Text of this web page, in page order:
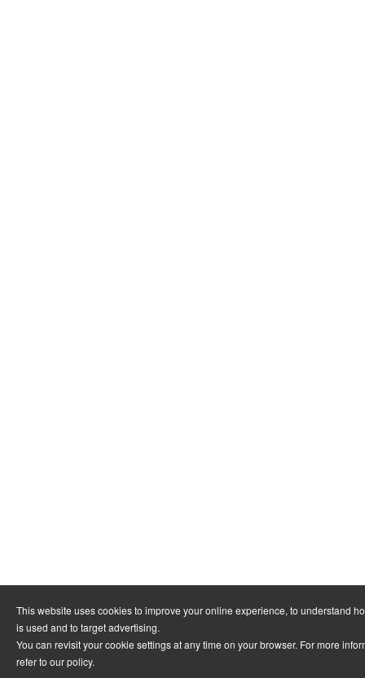
This website uses cookies to improve your online experience, to understand
is used and to target advertising.
You can revisit your cookie settings at any time on your browser. For more
refer to our policy.